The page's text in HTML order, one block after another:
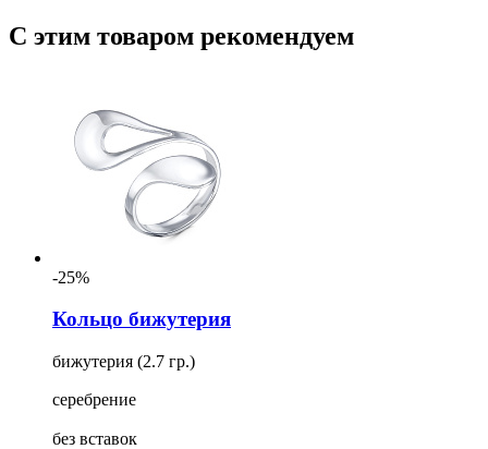
С этим товаром рекомендуем
-25%
Кольцо бижутерия
бижутерия (2.7 гр.)
серебрение
без вставок